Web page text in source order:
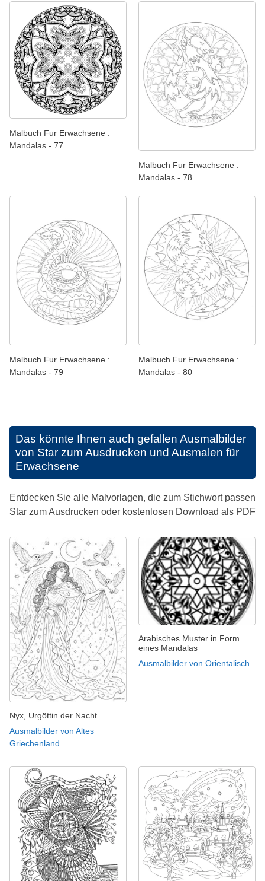
Malbuch Fur Erwachsene :
Mandalas - 77
Malbuch Fur Erwachsene :
Mandalas - 78
Malbuch Fur Erwachsene :
Mandalas - 79
Malbuch Fur Erwachsene :
Mandalas - 80
Das könnte Ihnen auch gefallen Ausmalbilder
von Star zum Ausdrucken und Ausmalen für
Erwachsene
Entdecken Sie alle Malvorlagen, die zum Stichwort passen
Star zum Ausdrucken oder kostenlosen Download als PDF
Nyx, Urgöttin der Nacht
Ausmalbilder von Altes
Griechenland
Arabisches Muster in Form
eines Mandalas
Ausmalbilder von Orientalisch